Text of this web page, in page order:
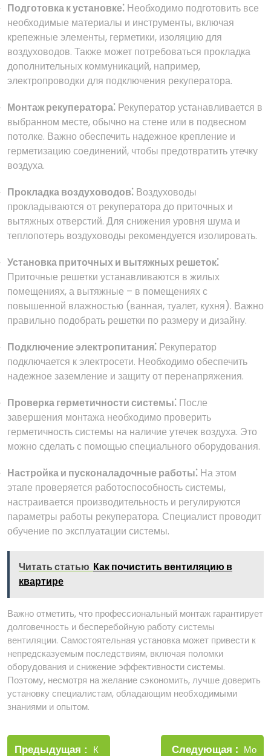
Подготовка к установке⁚ Необходимо подготовить все
необходимые материалы и инструменты, включая
крепежные элементы, герметики, изоляцию для
воздуховодов. Также может потребоваться прокладка
дополнительных коммуникаций, например,
электропроводки для подключения рекуператора.
Монтаж рекуператора⁚ Рекуператор устанавливается в
выбранном месте, обычно на стене или в подвесном
потолке. Важно обеспечить надежное крепление и
герметизацию соединений, чтобы предотвратить утечку
воздуха.
Прокладка воздуховодов⁚ Воздуховоды
прокладываются от рекуператора до приточных и
вытяжных отверстий. Для снижения уровня шума и
теплопотерь воздуховоды рекомендуется изолировать.
Установка приточных и вытяжных решеток⁚
Приточные решетки устанавливаются в жилых
помещениях, а вытяжные – в помещениях с
повышенной влажностью (ванная, туалет, кухня). Важно
правильно подобрать решетки по размеру и дизайну.
Подключение электропитания⁚ Рекуператор
подключается к электросети. Необходимо обеспечить
надежное заземление и защиту от перенапряжения.
Проверка герметичности системы⁚ После
завершения монтажа необходимо проверить
герметичность системы на наличие утечек воздуха. Это
можно сделать с помощью специального оборудования.
Настройка и пусконаладочные работы⁚ На этом
этапе проверяется работоспособность системы,
настраивается производительность и регулируются
параметры работы рекуператора. Специалист проводит
обучение по эксплуатации системы.
Читать статью Как почистить вентиляцию в
квартире
Важно отметить, что профессиональный монтаж гарантирует
долговечность и бесперебойную работу системы
вентиляции. Самостоятельная установка может привести к
непредсказуемым последствиям, включая поломки
оборудования и снижение эффективности системы.
Поэтому, несмотря на желание сэкономить, лучше доверить
установку специалистам, обладающим необходимыми
знаниями и опытом.
Навигация
по
Предыдущая
Старые
К Следующая
Новые
Мо